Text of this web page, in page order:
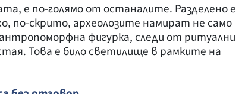
е по-голямо от останалите. Разделено е
по-скрито, археолозите намират не само
фигурка, следи от ритуални
Това е било светилище в рамките на